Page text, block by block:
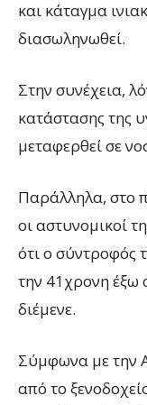
και κάταγμα
διασωληνωθεί.
Στην συνέχεια,
κατάστασης της
μεταφερθεί σε
Παράλληλα, στο
οι αστυνομικοί
ότι ο σύντροφός
την 41χρονη έξω
διέμενε.
Σύμφωνα με την
από το